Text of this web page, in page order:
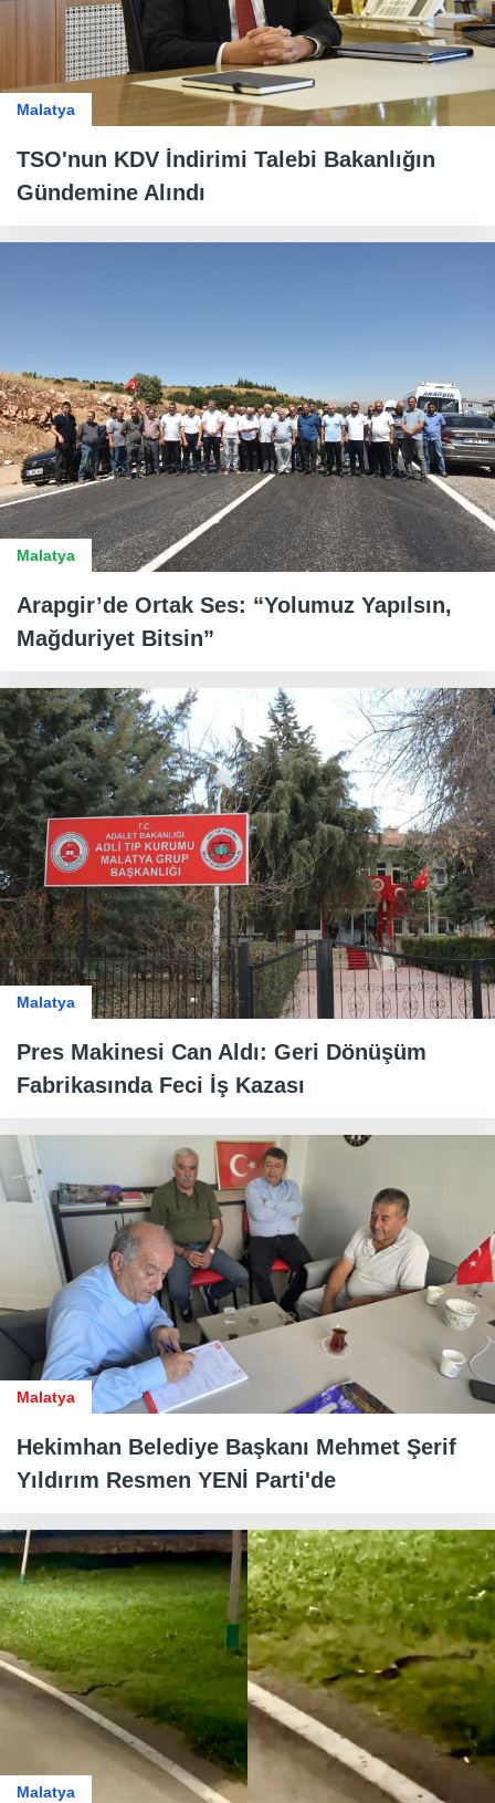
Malatya
TSO'nun KDV İndirimi Talebi Bakanlığın
Gündemine Alındı
Malatya
Arapgir’de Ortak Ses: “Yolumuz Yapılsın,
Mağduriyet Bitsin”
Malatya
Pres Makinesi Can Aldı: Geri Dönüşüm
Fabrikasında Feci İş Kazası
Malatya
Hekimhan Belediye Başkanı Mehmet Şerif
Yıldırım Resmen YENİ Parti'de
Malatya